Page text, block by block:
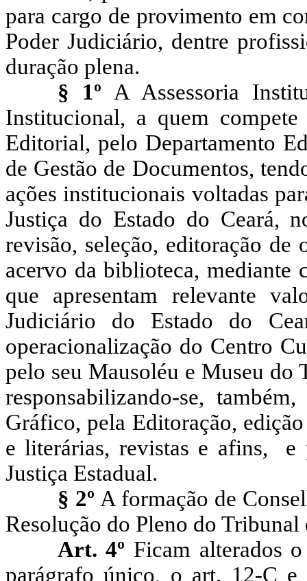
para cargo de provimento em
Poder Judiciário, dentre
duração plena.
§ 1º A Assessoria
Institucional, a quem
Editorial, pelo Departamento
de Gestão de Documentos,
ações institucionais voltadas
Justiça do Estado do Ceará,
revisão, seleção, editoração
acervo da biblioteca, mediante
que apresentam relevante
Judiciário do Estado do
operacionalização do Centro
pelo seu Mausoléu e Museu do
responsabilizando-se,
Gráfico, pela Editoração,
e literárias, revistas e afins, e
Justiça Estadual.
§ 2º A formação de
Resolução do Pleno do Tribunal
Art. 4º Ficam alterados
parágrafo único, o art. 12-C